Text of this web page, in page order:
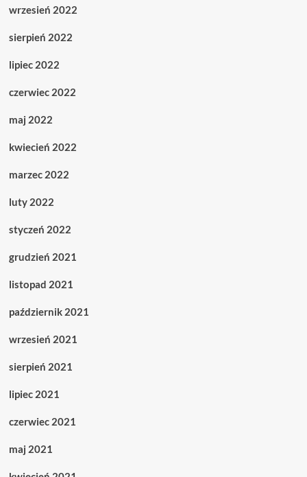
wrzesień 2022
sierpień 2022
lipiec 2022
czerwiec 2022
maj 2022
kwiecień 2022
marzec 2022
luty 2022
styczeń 2022
grudzień 2021
listopad 2021
październik 2021
wrzesień 2021
sierpień 2021
lipiec 2021
czerwiec 2021
maj 2021